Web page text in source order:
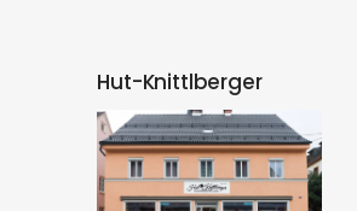
Hut-Knittlberger